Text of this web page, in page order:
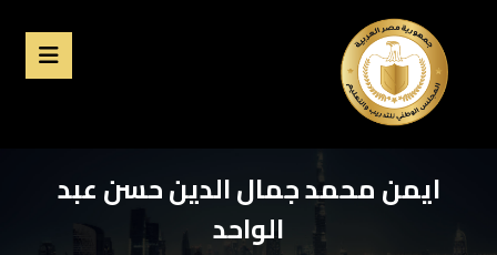
ايمن محمد جمال الدين حسن عبد
الواحد